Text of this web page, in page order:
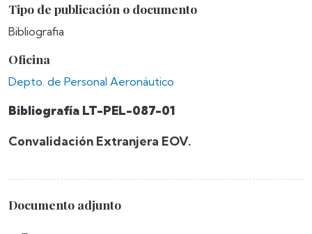
Tipo de publicación o documento
Bibliografia
Oficina
Depto. de Personal Aeronáutico
Bibliografía LT-PEL-087-01
Convalidación Extranjera EOV.
Documento adjunto